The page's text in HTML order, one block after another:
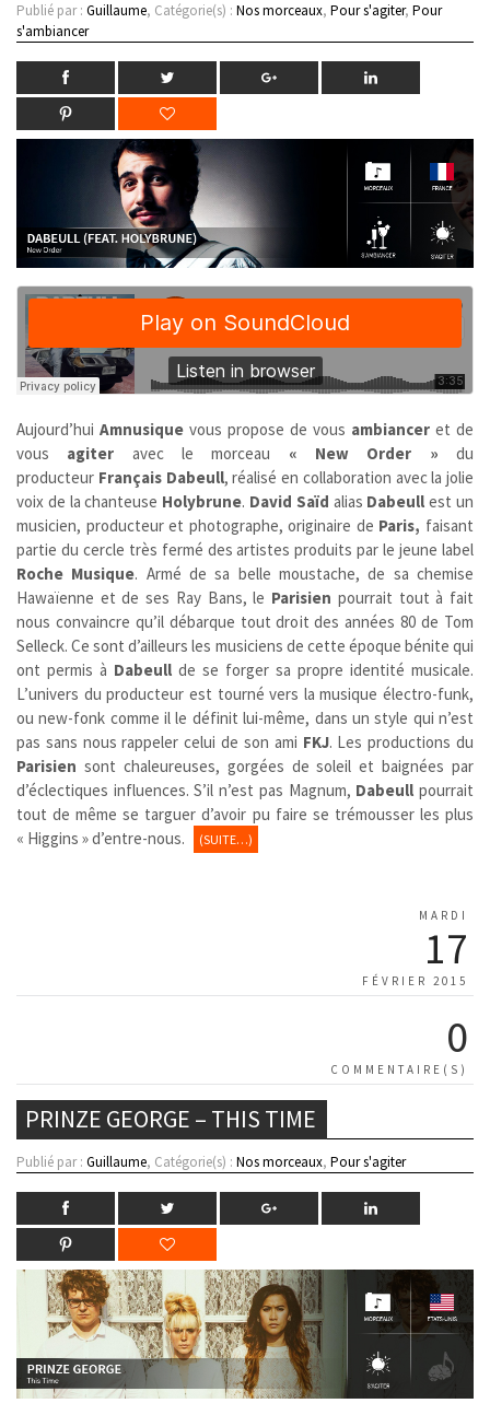
Publié par : Guillaume, Catégorie(s) : Nos morceaux, Pour s'agiter, Pour
s'ambiancer
Aujourd’hui Amnusique vous propose de vous ambiancer et de
vous agiter avec le morceau « New Order » du
producteur Français Dabeull, réalisé en collaboration avec la jolie
voix de la chanteuse Holybrune. David Saïd alias Dabeullest un
musicien, producteur et photographe, originaire de Paris, faisant
partie du cercle très fermé des artistes produits par le jeune label
Roche Musique. Armé de sa belle moustache, de sa chemise
Hawaïenne et de ses Ray Bans, le Parisien pourrait tout à fait
nous convaincre qu’il débarque tout droit des années 80 de Tom
Selleck. Ce sont d’ailleurs les musiciens de cette époque bénite qui
ont permis à Dabeull de se forger sa propre identité musicale.
L’univers du producteur est tourné vers la musique électro-funk,
ou new-fonk comme il le définit lui-même, dans un style qui n’est
pas sans nous rappeler celui de son ami FKJ. Les productions du
Parisien sont chaleureuses, gorgées de soleil et baignées par
d’éclectiques influences. S’il n’est pas Magnum, Dabeull pourrait
tout de même se targuer d’avoir pu faire se trémousser les plus
« Higgins » d’entre-nous.
(SUITE…)
MARDI
17
FÉVRIER 2015
0
COMMENTAIRE(S)
PRINZE GEORGE – THIS TIME
Publié par : Guillaume, Catégorie(s) : Nos morceaux, Pour s'agiter